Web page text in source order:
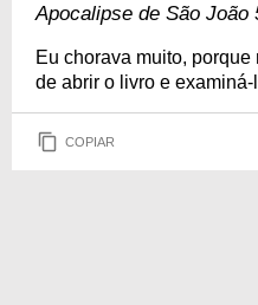
Apocalipse de São João
Eu chorava muito,
de abrir o livro e examiná-
COPIAR